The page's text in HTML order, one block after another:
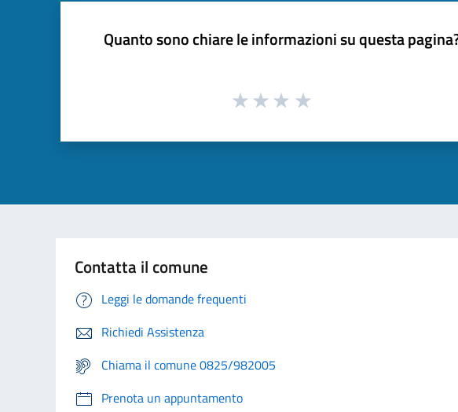
Quanto sono chiare le informazioni su questa
Contatta il comune
Leggi le domande frequenti
Richiedi Assistenza
Chiama il comune 0825/982005
Prenota un appuntamento